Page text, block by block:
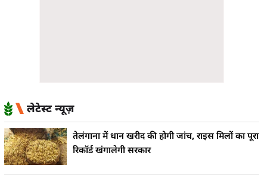
लेटेस्ट न्यूज़
तेलंगाना में धान खरीद की होगी जांच, राइस मिलों का पूरा
रिकॉर्ड खंगालेगी सरकार